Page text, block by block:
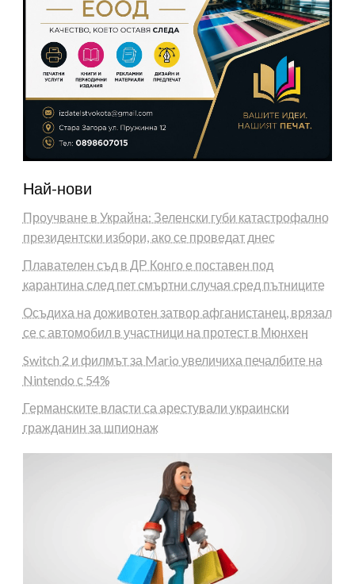
Най-нови
Проучване в Украйна: Зеленски губи катастрофално
президентски избори, ако се проведат днес
Плавателен съд в ДР Конго е поставен под
карантина след пет смъртни случая сред пътниците
Осъдиха на доживотен затвор афганистанец, врязал
се с автомобил в участници на протест в Мюнхен
Switch 2 и филмът за Mario увеличиха печалбите на
Nintendo с 54%
Германските власти са арестували украински
гражданин за шпионаж